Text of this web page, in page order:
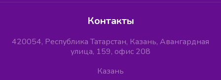
Контакты
420054, Республика Татарстан, Казань, Авангардная
улица, 159, офис 208
Казань